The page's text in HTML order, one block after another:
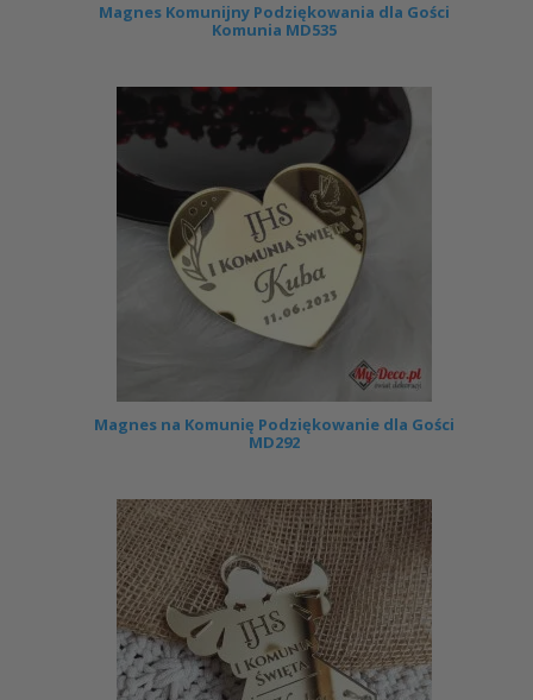
Magnes Komunijny Podziękowania dla Gości
Komunia MD535
Magnes na Komunię Podziękowanie dla Gości
MD292